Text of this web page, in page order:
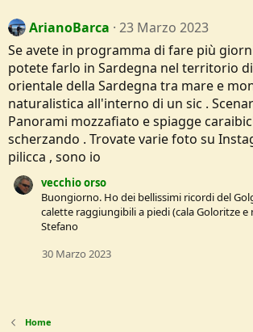
ArianoBarca
23 Marzo 2023
Se avete in programma di fare più
potete farlo in Sardegna nel territorio di
orientale della Sardegna tra mare e
naturalistica all'interno di un sic .
Panorami mozzafiato e spiagge
scherzando . Trovate varie foto su
pilicca , sono io
vecchio orso
Buongiorno. Ho dei bellissimi ricordi del
calette raggiungibili a piedi (cala Goloritze e
Stefano
30 Marzo 2023
Home